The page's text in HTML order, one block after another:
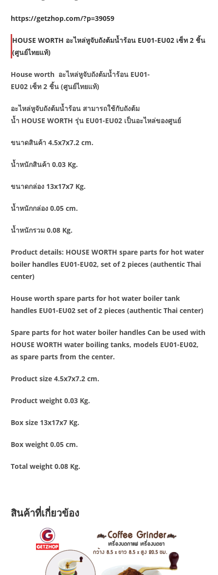
https://getzhop.com/?p=39059
HOUSE WORTH อะไหล่หูจับถังต้มน้ำร้อน EU01-EU02 เซ็ท 2 ชิ้น
(ศูนย์ไทยแท้)
House worth อะไหล่หูจับถังต้มน้ำร้อน EU01-
EU02 เซ็ท 2 ชิ้น (ศูนย์ไทยแท้)
อะไหล่หูจับถังต้มน้ำร้อน สามารถใช้กับถังต้ม
น้ำ HOUSE WORTH รุ่น EU01-EU02 เป็นอะไหล่ของศูนย์
ขนาดสินค้า 4.5x7x7.2 cm.
น้ำหนักสินค้า 0.03 Kg.
ขนาดกล่อง 13x17x7 Kg.
น้ำหนักกล่อง 0.05 cm.
น้ำหนักรวม 0.08 Kg.
Product details: HOUSE WORTH spare parts for hot water
boiler handles EU01-EU02, set of 2 pieces (authentic Thai
center)
House worth spare parts for hot water boiler tank
handles EU01-EU02 set of 2 pieces (authentic Thai center)
Spare parts for hot water boiler handles Can be used with
HOUSE WORTH water boiling tanks, models EU01-EU02,
as spare parts from the center.
Product size 4.5x7x7.2 cm.
Product weight 0.03 Kg.
Box size 13x17x7 Kg.
Box weight 0.05 cm.
Total weight 0.08 Kg.
สินค้าที่เกี่ยวข้อง